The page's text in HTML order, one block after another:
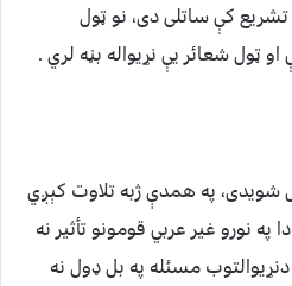
تشریع کې ساتلی دی، نو ټول
ټول شعائر یې نړیواله بڼه لري .
شویدی، په همدې ژبه تلاوت کېږي
په نورو غیر عربي قومونو تأثیر نه
مسئله په بل ډول نه